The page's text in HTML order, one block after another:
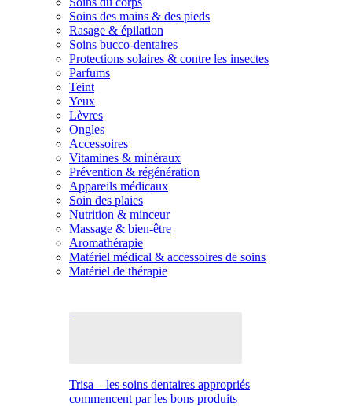
Soins des mains & des pieds
Rasage & épilation
Soins bucco-dentaires
Protections solaires & contre les insectes
Parfums
Teint
Yeux
Lèvres
Ongles
Accessoires
Vitamines & minéraux
Prévention & régénération
Appareils médicaux
Soin des plaies
Nutrition & minceur
Massage & bien-être
Aromathérapie
Matériel médical & accessoires de soins
Matériel de thérapie
Trisa – les soins dentaires appropriés
commencent par les bons produits